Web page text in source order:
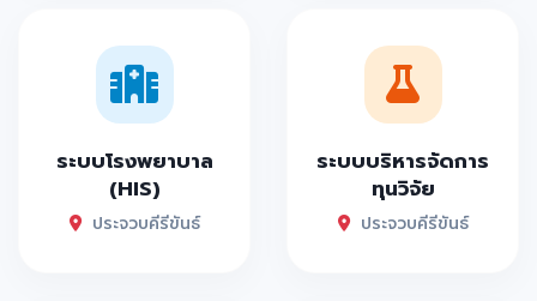
ระบบโรงพยาบาล
(HIS)
ประจวบคีรีขันธ์
ระบบบริหารจัดการ
ทุนวิจัย
ประจวบคีรีขันธ์